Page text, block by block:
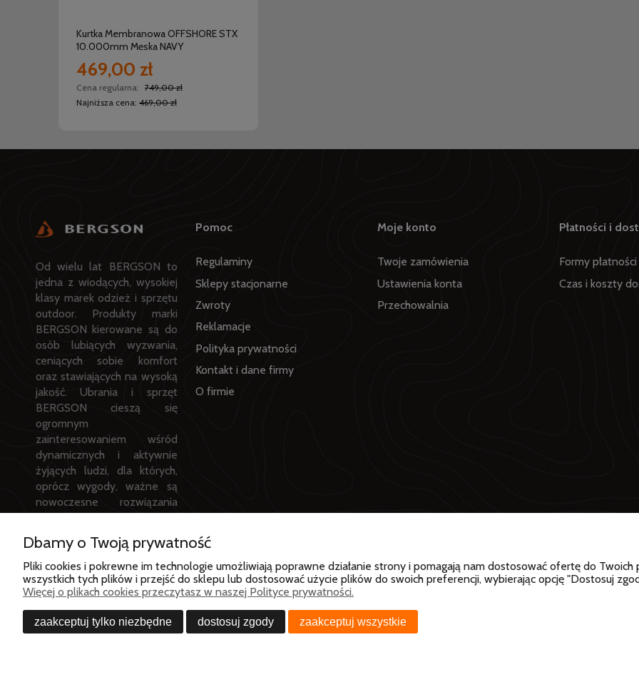
Kurtka Membranowa OFFSHORE STX
10.000mm Męska NAVY
469,00 zł
Cena regularna: 749,00 zł
Najniższa cena: 469,00 zł
Pomoc
Regulaminy
Sklepy stacjonarne
Zwroty
Reklamacje
Polityka prywatności
Kontakt i dane firmy
O firmie
Moje konto
Twoje zamówienia
Ustawienia konta
Przechowalnia
Płatności i
Formy płatności
Czas i koszty
Od wielu lat BERGSON to
jedna z wiodących, wysokiej
klasy marek odzież i sprzętu
outdoor. Produkty marki
BERGSON kierowane są do
osób lubiących wyzwania,
ceniących sobie komfort
oraz stawiających na wysoką
jakość. Ubrania i sprzęt
BERGSON cieszą się
ogromnym
zainteresowaniem wśród
dynamicznych i aktywnie
żyjących ludzi, dla których,
oprócz wygody, ważne są
nowoczesne rozwiązania
techniczne oraz design.
© 2026 Bergson Polska sp. z
o.o. Wszelkie prawa
zastrzeżone
Dbamy o Twoją prywatność
Pliki cookies i pokrewne im technologie umożliwiają poprawne działanie strony i pomagają nam dostosować ofertę do
wszystkich tych plików i przejść do sklepu lub dostosować użycie plików do swoich preferencji, wybierając opcję "Dostosuj
Więcej o plikach cookies przeczytasz w naszej Polityce prywatności.
zaakceptuj tylko niezbędne dostosuj zgody zaakceptuj wszystkie